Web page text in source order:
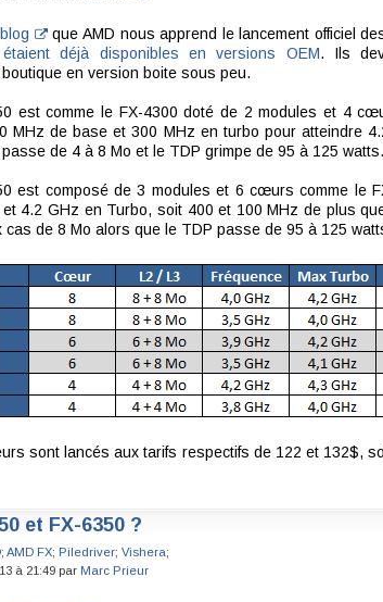
que AMD nous apprend le lancement officiel
étaient déjà disponibles en versions OEM. Ils
en version boite sous peu.
est comme le FX-4300 doté de 2 modules et 4
MHz de base et 300 MHz en turbo pour atteindre
de 4 à 8 Mo et le TDP grimpe de 95 à 125 watts.
est composé de 3 modules et 6 cœurs comme le
4.2 GHz en Turbo, soit 400 et 100 MHz de plus
cas de 8 Mo alors que le TDP passe de 95 à 125
sont lancés aux tarifs respectifs de 122 et 132$,
et FX-6350 ?
; AMD FX; Piledriver; Vishera;
à 21:49 par Marc Prieur